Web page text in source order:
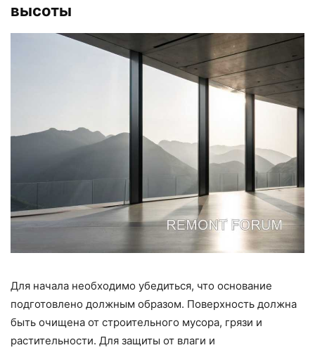
высоты
Для начала необходимо убедиться, что основание
подготовлено должным образом. Поверхность должна
быть очищена от строительного мусора, грязи и
растительности. Для защиты от влаги и